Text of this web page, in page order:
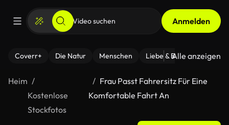
Anmelden
Coverr+ Die Natur Menschen Liebe & Beziehungen
Alle anzeigen
Heim
Kostenlose
Stockfotos
Frau Passt Fahrersitz Für Eine
Komfortable Fahrt An